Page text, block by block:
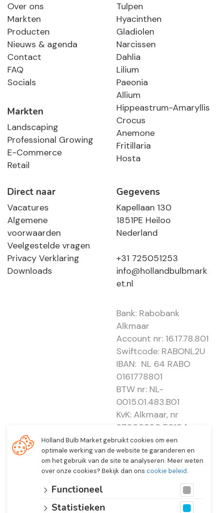
Over ons
Markten
Producten
Nieuws & agenda
Contact
FAQ
Socials
Markten
Landscaping
Professional Growing
E-Commerce
Retail
Tulpen
Hyacinthen
Gladiolen
Narcissen
Dahlia
Lilium
Paeonia
Allium
Hippeastrum-Amaryllis
Crocus
Anemone
Fritillaria
Hosta
Direct naar
Vacatures
Algemene
voorwaarden
Veelgestelde vragen
Privacy Verklaring
Downloads
Gegevens
Kapellaan 130
1851PE Heiloo
Nederland
+31 725051253
info@hollandbulbmark
et.nl
Bank: Rabobank
Alkmaar
Account nr: 16.17.78.801
Swiftcode: RABONL2U
IBAN: NL 64 RABO
0161778801
BTW nr: NL-
0015.01.483.B01
KvK: Alkmaar, nr
37000830 E0194 -
EBO 505
Holland Bulb Market gebruikt cookies om een
optimale werking van de website te garanderen en
om het gebruik van de site te analyseren. Meer weten
over onze cookies? Bekijk dan ons cookie beleid.
Functioneel
Statistieken